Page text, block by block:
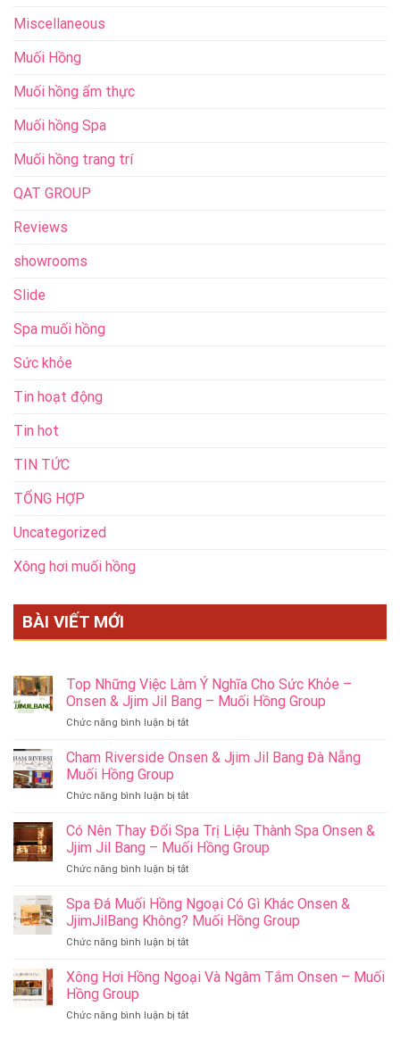
Miscellaneous
Muối Hồng
Muối hồng ẩm thực
Muối hồng Spa
Muối hồng trang trí
QAT GROUP
Reviews
showrooms
Slide
Spa muối hồng
Sức khỏe
Tin hoạt động
Tin hot
TIN TỨC
TỔNG HỢP
Uncategorized
Xông hơi muối hồng
BÀI VIẾT MỚI
Top Những Việc Làm Ý Nghĩa Cho Sức Khỏe –
Onsen & Jjim Jil Bang – Muối Hồng Group
Chức năng bình luận bị tắtở
Những
Ý
Cho
Sức
–
&
Jjim
Muối
Cham Riverside Onsen & Jjim Jil Bang Đà Nẵng
Muối Hồng Group
Chức năng bình luận bị tắtở
Riverside
Onsen
&
Jjim
Bang
Đà
Muối
Group
Có Nên Thay Đổi Spa Trị Liệu Thành Spa Onsen &
Jjim Jil Bang – Muối Hồng Group
Chức năng bình luận bị tắtở
Nên
Thay
Đổi
Spa
Liệu
Onsen
Spa Đá Muối Hồng Ngoại Có Gì Khác Onsen &
JjimJilBang Không? Muối Hồng Group
Chức năng bình luận bị tắtở
Đá
Muối
Ngoại
Xông Hơi Hồng Ngoại Và Ngâm Tắm Onsen – Muối
Hồng Group
Chức năng bình luận bị tắtở